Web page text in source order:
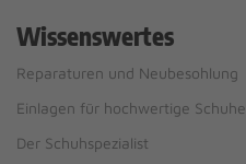
Wissenswertes
Reparaturen und Neubesohlung
Einlagen für hochwertige Schuhe
Der Schuhspezialist